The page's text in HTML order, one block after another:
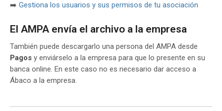
➡️ Gestiona los usuarios y sus permisos de tu asociación
El AMPA envía el archivo a la empresa
También puede descargarlo una persona del AMPA desde
Pagos y enviárselo a la empresa para que lo presente en su
banca online. En este caso no es necesario dar acceso a
Ábaco a la empresa.